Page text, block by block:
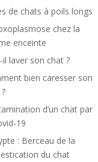
de chats à poils longs
chez la
enceinte
il laver son chat ?
bien caresser son
d’un chat par
19
: Berceau de la
du chat